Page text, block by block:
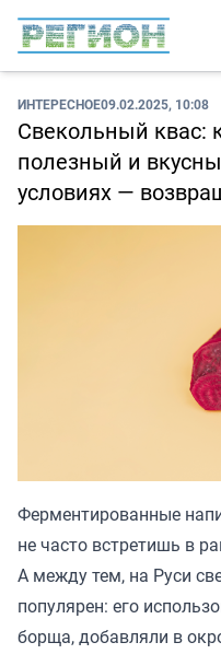
ИНТЕРЕСНОЕ09.02.2025, 10:08
Свекольный квас:
полезный и
условиях —
Ферментированные
не часто встретишь в
А между тем, на Руси
популярен: его
борща, добавляли в